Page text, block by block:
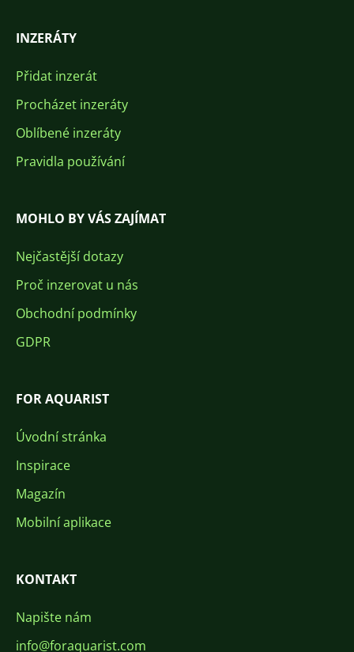
INZERÁTY
Přidat inzerát
Procházet inzeráty
Oblíbené inzeráty
Pravidla používání
MOHLO BY VÁS ZAJÍMAT
Nejčastější dotazy
Proč inzerovat u nás
Obchodní podmínky
GDPR
FOR AQUARIST
Úvodní stránka
Inspirace
Magazín
Mobilní aplikace
KONTAKT
Napište nám
info@foraquarist.com